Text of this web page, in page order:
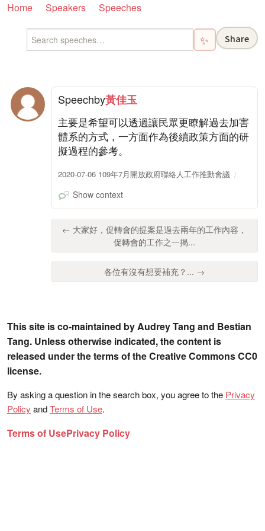
Home Speakers Speeches
✨ Share
Speechby黃佳玉
主要是希望可以透過讓民眾更瞭解過去加害
體系的方式，一方面作為後續政策方面的研
擬過程的參考。
2020-07-06 109年7月開放政府聯絡人工作推動會議
Show context
← 大家好，促轉會的提案是過去兩年的工作內容，
促轉會的工作之一揭...
各位有沒有想要補充？... →
This site is co-maintained by Audrey Tang and Bestian
Tang. Unless otherwise indicated, the content is
released under the terms of the Creative Commons CC0
license.
By asking a question in the search box, you agree to the Privacy
Policy andTerms of Use.
Terms of UsePrivacy Policy